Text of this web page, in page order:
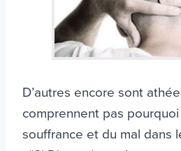
D’autres encore sont
comprennent pas
souffrance et du mal dans